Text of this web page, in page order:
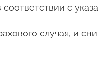
с
случая, и